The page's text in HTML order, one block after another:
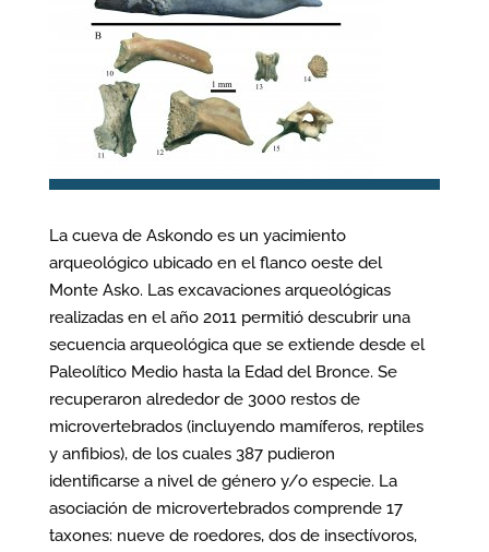
La cueva de Askondo es un yacimiento
arqueológico ubicado en el flanco oeste del
Monte Asko. Las excavaciones arqueológicas
realizadas en el año 2011 permitió descubrir una
secuencia arqueológica que se extiende desde el
Paleolítico Medio hasta la Edad del Bronce. Se
recuperaron alrededor de 3000 restos de
microvertebrados (incluyendo mamíferos, reptiles
y anfibios), de los cuales 387 pudieron
identificarse a nivel de género y/o especie. La
asociación de microvertebrados comprende 17
taxones: nueve de roedores, dos de insectívoros,